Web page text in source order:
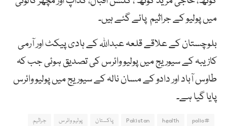
میں پولیو کے جراثیم پائے گئے ہیں۔
بلوچستان کے علاقے قلعہ عبداللہ کے ہادی پیکٹ اور آرمی
کازیبہ کے سیوریج میں پولیو وائرس کی تصدیق ہوئی جب کہ
طاوس آباد اور دادو کے مسان نالہ کے سیوریج میں پولیو وائرس
پایا گیا ہے۔
#polio
health
Pakistan پاکستان پولیو وائرس
جراثیم